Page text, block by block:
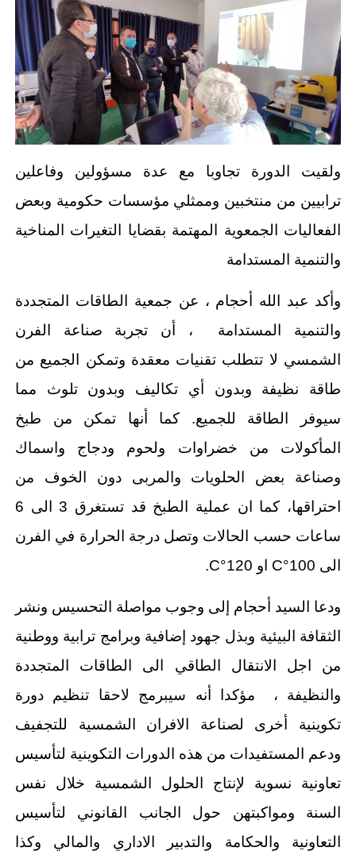
ولقيت الدورة تجاوبا مع عدة مسؤولين وفاعلين
ترابيين من منتخبين وممثلي مؤسسات حكومية وبعض
الفعاليات الجمعوية المهتمة بقضايا التغيرات المناخية
والتنمية المستدامة
وأكد عبد الله أحجام ، عن جمعية الطاقات المتجددة
والتنمية المستدامة ، أن تجربة صناعة الفرن
الشمسي لا تتطلب تقنيات معقدة وتمكن الجميع من
طاقة نظيفة وبدون أي تكاليف وبدون تلوث مما
سيوفر الطاقة للجميع. كما أنها تمكن من طبخ
المأكولات من خضراوات ولحوم ودجاج واسماك
وصناعة بعض الحلويات والمربى دون الخوف من
احتراقها، كما ان عملية الطبخ قد تستغرق 3 الى 6
ساعات حسب الحالات وتصل درجة الحرارة في الفرن
الى 100°C او 120°C.
ودعا السيد أحجام إلى وجوب مواصلة التحسيس ونشر
الثقافة البيئية وبذل جهود إضافية وبرامج ترابية ووطنية
من اجل الانتقال الطاقي الى الطاقات المتجددة
والنظيفة ، مؤكدا أنه سيبرمج لاحقا تنظيم دورة
تكوينية أخرى لصناعة الافران الشمسية للتجفيف
ودعم المستفيدات من هذه الدورات التكوينية لتأسيس
تعاونية نسوية لإنتاج الحلول الشمسية خلال نفس
السنة ومواكبتهن حول الجانب القانوني لتأسيس
التعاونية والحكامة والتدبير الاداري والمالي وكذا